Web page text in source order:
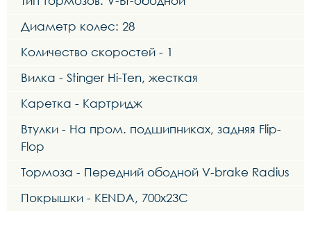
Диаметр колес: 28
Количество скоростей - 1
Вилка - Stinger Hi-Ten, жесткая
Каретка - Картридж
Втулки - На пром. подшипниках, задняя Flip-
Flop
Тормоза - Передний ободной V-brake Radius
Покрышки - KENDA, 700х23С